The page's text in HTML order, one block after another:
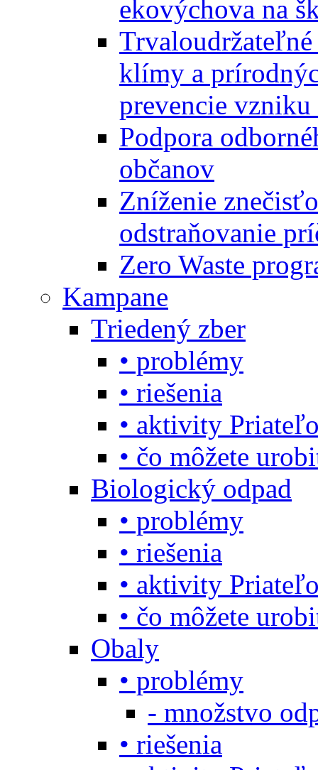
ekovýchova na
klímy a
prevencie vzniku
Podpora
občanov
Zníženie
odstraňovanie
Zero Waste
Kampane
Triedený zber
• problémy
• riešenia
• aktivity
• čo môžete
Biologický odpad
• problémy
• riešenia
• aktivity
• čo môžete
Obaly
• problémy
- množstvo
• riešenia